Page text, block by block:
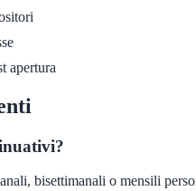
apertura
bisettimanali o mensili